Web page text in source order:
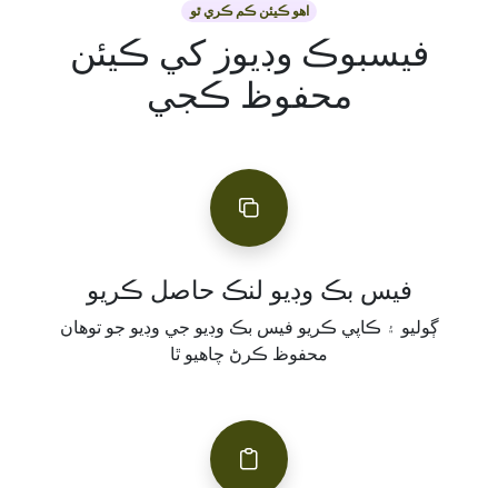
اهو ڪيئن ڪم ڪري ٿو
فيسبوڪ وڊيوز کي ڪيئن
محفوظ ڪجي
فيس بڪ وڊيو لنڪ حاصل ڪريو
ڳوليو ۽ ڪاپي ڪريو فيس بڪ وڊيو جي وڊيو جو توهان
محفوظ ڪرڻ چاهيو ٿا